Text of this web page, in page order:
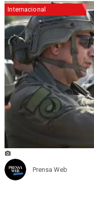
Internacional
Prensa Web